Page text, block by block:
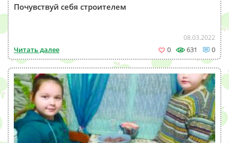
Почувствуй себя строителем
08.03.2022
Читать далее 0 631 0